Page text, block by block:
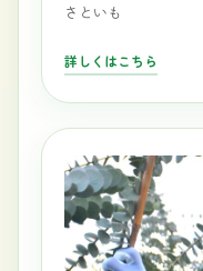
さといも
詳しくはこちら